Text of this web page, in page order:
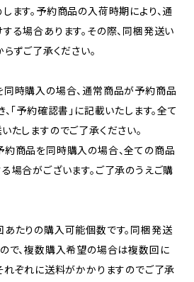
ます。予約商品の入荷時期により、通
る場合あります。その際、同梱発送い
ずご了承ください。
時購入の場合、通常商品が予約商品
「予約確認書」に記載いたします。全て
たしますのでご了承ください。
商品を同時購入の場合、全ての商品
場合がございます。ご了承のうえご購
たりの購入可能個数です。同梱発送
で、複数購入希望の場合は複数回に
れぞれに送料がかかりますのでご了承